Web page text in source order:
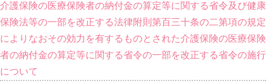
介護保険の医療保険者の納付金の算定等に関する省令及び健康
保険法等の一部を改正する法律附則第百三十条の二第項の規定
によりなおその効力を有するものとされた介護保険の医療保険
者の納付金の算定等に関する省令の一部を改正する省令の施行
について